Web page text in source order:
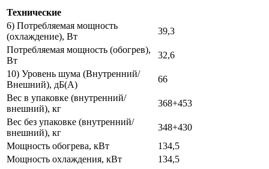
Технические
6) Потребляемая мощность
(охлаждение), Вт
39,3
Потребляемая мощность (обогрев),
Вт
32,6
10) Уровень шума (Внутренний/
Внешний), дБ(А)
66
Вес в упаковке (внутренний/
внешний), кг
368+453
Вес без упаковке (внутренний/
внешний), кг
348+430
Мощность обогрева, кВт
134,5
Мощность охлаждения, кВт
134,5